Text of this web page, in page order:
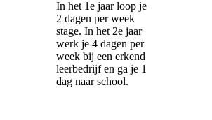
In het 1e jaar loop je
2 dagen per week
stage. In het 2e jaar
werk je 4 dagen per
week bij een erkend
leerbedrijf en ga je 1
dag naar school.